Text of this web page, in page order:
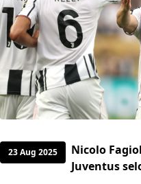
23 Aug 2025
Nicolo
Juventus